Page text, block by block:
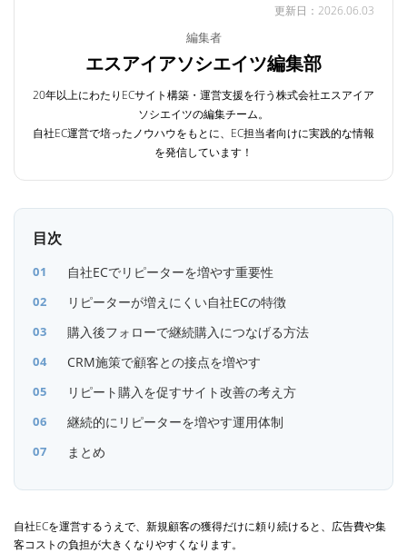
更新日：2026.06.03
編集者
エスアイアソシエイツ編集部
20年以上にわたりECサイト構築・運営支援を行う株式会社エスアイア
ソシエイツの編集チーム。
自社EC運営で培ったノウハウをもとに、EC担当者向けに実践的な情報
を発信しています！
目次
自社ECでリピーターを増やす重要性
リピーターが増えにくい自社ECの特徴
購入後フォローで継続購入につなげる方法
CRM施策で顧客との接点を増やす
リピート購入を促すサイト改善の考え方
継続的にリピーターを増やす運用体制
まとめ
自社ECを運営するうえで、新規顧客の獲得だけに頼り続けると、広告費や集
客コストの負担が大きくなりやすくなります。